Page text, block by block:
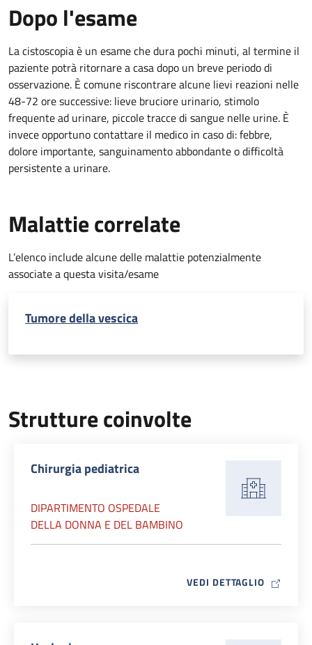
Dopo l'esame
La cistoscopia è un esame che dura pochi minuti, al termine il
paziente potrà ritornare a casa dopo un breve periodo di
osservazione. È comune riscontrare alcune lievi reazioni nelle
48-72 ore successive: lieve bruciore urinario, stimolo
frequente ad urinare, piccole tracce di sangue nelle urine. È
invece opportuno contattare il medico in caso di: febbre,
dolore importante, sanguinamento abbondante o difficoltà
persistente a urinare.
Malattie correlate
L’elenco include alcune delle malattie potenzialmente
associate a questa visita/esame
Tumore della vescica
Strutture coinvolte
Chirurgia pediatrica
DIPARTIMENTO OSPEDALE
DELLA DONNA E DEL BAMBINO
VEDI DETTAGLIO MAP ICON